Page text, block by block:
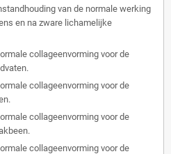
van de normale werking
en na zware lichamelijke
collageenvorming voor de
collageenvorming voor de
collageenvorming voor de
collageenvorming voor de